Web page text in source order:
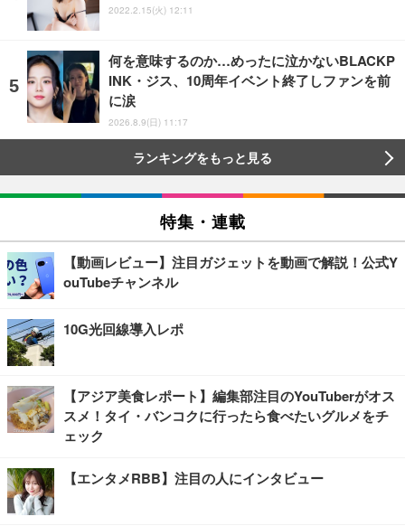
2022.2.15(火) 12:11
何を意味するのか…めったに泣かないBLACKP
INK・ジス、10周年イベント終了しファンを前
に涙
2026.8.9(日) 11:17
ランキングをもっと見る
特集・連載
【動画レビュー】注目ガジェットを動画で解説！公式Y
ouTubeチャンネル
10G光回線導入レポ
【アジア美食レポート】編集部注目のYouTuberがオス
スメ！タイ・バンコクに行ったら食べたいグルメをチ
ェック
【エンタメRBB】注目の人にインタビュー